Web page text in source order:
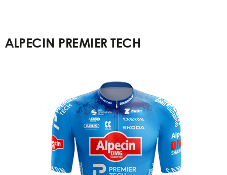
ALPECIN PREMIER TECH